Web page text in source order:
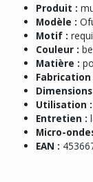
Produit :
Modèle :
Motif :
Couleur :
Matière :
Fabrication
Utilisation :
Entretien :
Micro-
EAN :